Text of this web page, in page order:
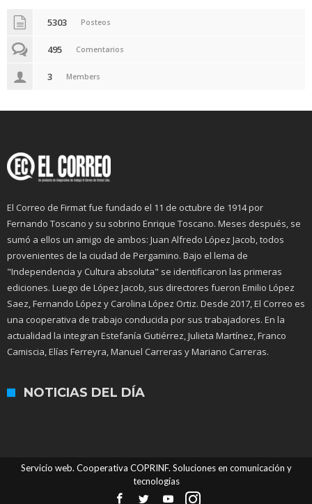
5303 Posteos
495 Comentarios
3 Members
El Correo de Firmat fue fundado el 11 de octubre de 1914 por
Fernando Toscano y su sobrino Enrique Toscano. Meses después, se
sumó a ellos un amigo de ambos: Juan Alfredo López Jacob, todos
provenientes de la ciudad de Pergamino. Bajo el lema de
"Independencia y Cultura absoluta" se identificaron las primeras
ediciones. Luego de López Jacob, sus directores fueron Emilio López
Saez, Fernando López y Carolina López Ortiz. Desde 2017, El Correo es
una cooperativa de trabajo conducida por sus trabajadores. En la
actualidad la integran Estefanía Gutiérrez, Julieta Martínez, Franco
Camiscia, Elías Ferreyra, Manuel Carreras y Mariano Carreras.
NOTICIAS DEL DÍA
Servicio web. Cooperativa COPRINF. Soluciones en comunicación y
tecnologías